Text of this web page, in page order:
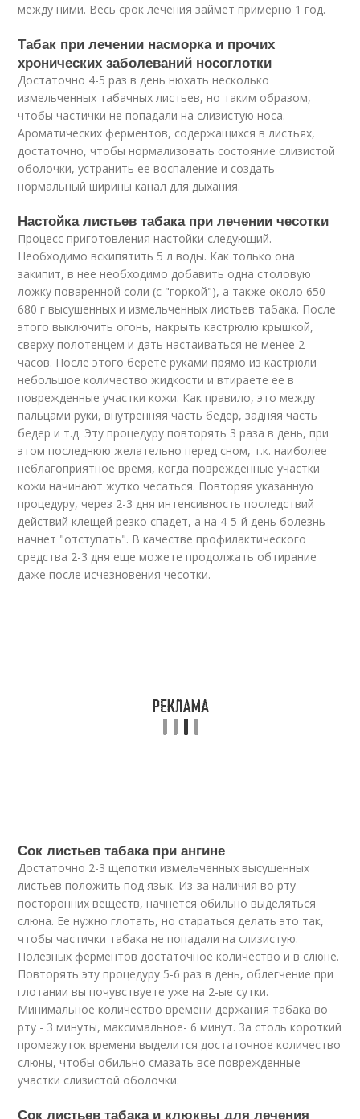
между ними. Весь срок лечения займет примерно 1 год.
Табак при лечении насморка и прочих
хронических заболеваний носоглотки
Достаточно 4-5 раз в день нюхать несколько
измельченных табачных листьев, но таким образом,
чтобы частички не попадали на слизистую носа.
Ароматических ферментов, содержащихся в листьях,
достаточно, чтобы нормализовать состояние слизистой
оболочки, устранить ее воспаление и создать
нормальный ширины канал для дыхания.
Настойка листьев табака при лечении чесотки
Процесс приготовления настойки следующий.
Необходимо вскипятить 5 л воды. Как только она
закипит, в нее необходимо добавить одна столовую
ложку поваренной соли (с "горкой"), а также около 650-
680 г высушенных и измельченных листьев табака. После
этого выключить огонь, накрыть кастрюлю крышкой,
сверху полотенцем и дать настаиваться не менее 2
часов. После этого берете руками прямо из кастрюли
небольшое количество жидкости и втираете ее в
поврежденные участки кожи. Как правило, это между
пальцами руки, внутренняя часть бедер, задняя часть
бедер и т.д. Эту процедуру повторять 3 раза в день, при
этом последнюю желательно перед сном, т.к. наиболее
неблагоприятное время, когда поврежденные участки
кожи начинают жутко чесаться. Повторяя указанную
процедуру, через 2-3 дня интенсивность последствий
действий клещей резко спадет, а на 4-5-й день болезнь
начнет "отступать". В качестве профилактического
средства 2-3 дня еще можете продолжать обтирание
даже после исчезновения чесотки.
Сок листьев табака при ангине
Достаточно 2-3 щепотки измельченных высушенных
листьев положить под язык. Из-за наличия во рту
посторонних веществ, начнется обильно выделяться
слюна. Ее нужно глотать, но стараться делать это так,
чтобы частички табака не попадали на слизистую.
Полезных ферментов достаточное количество и в слюне.
Повторять эту процедуру 5-6 раз в день, облегчение при
глотании вы почувствуете уже на 2-ые сутки.
Минимальное количество времени держания табака во
рту - 3 минуты, максимальное- 6 минут. За столь короткий
промежуток времени выделится достаточное количество
слюны, чтобы обильно смазать все поврежденные
участки слизистой оболочки.
Сок листьев табака и клюквы для лечения